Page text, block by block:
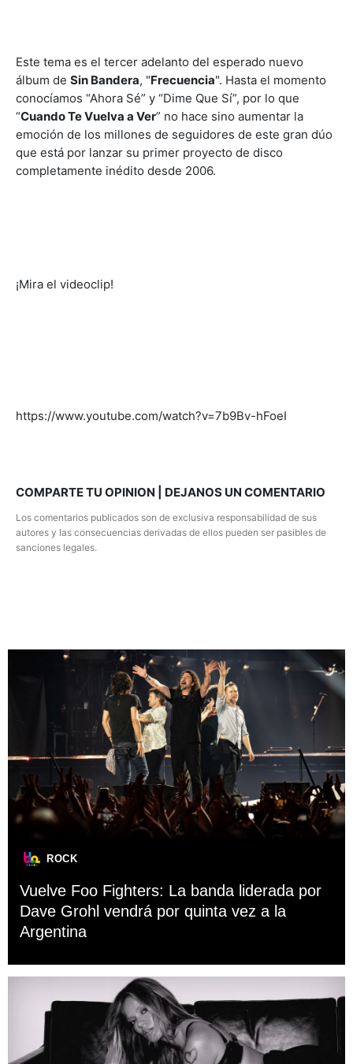
Este tema es el tercer adelanto del esperado nuevo
álbum de Sin Bandera, "Frecuencia". Hasta el momento
conocíamos “Ahora Sé” y “Dime Que Sí”, por lo que
“Cuando Te Vuelva a Ver” no hace sino aumentar la
emoción de los millones de seguidores de este gran dúo
que está por lanzar su primer proyecto de disco
completamente inédito desde 2006.
¡Mira el videoclip!
https://www.youtube.com/watch?v=7b9Bv-hFoeI
COMPARTE TU OPINION | DEJANOS UN COMENTARIO
Los comentarios publicados son de exclusiva responsabilidad de sus
autores y las consecuencias derivadas de ellos pueden ser pasibles de
sanciones legales.
ROCK
Vuelve Foo Fighters: La banda liderada por
Dave Grohl vendrá por quinta vez a la
Argentina